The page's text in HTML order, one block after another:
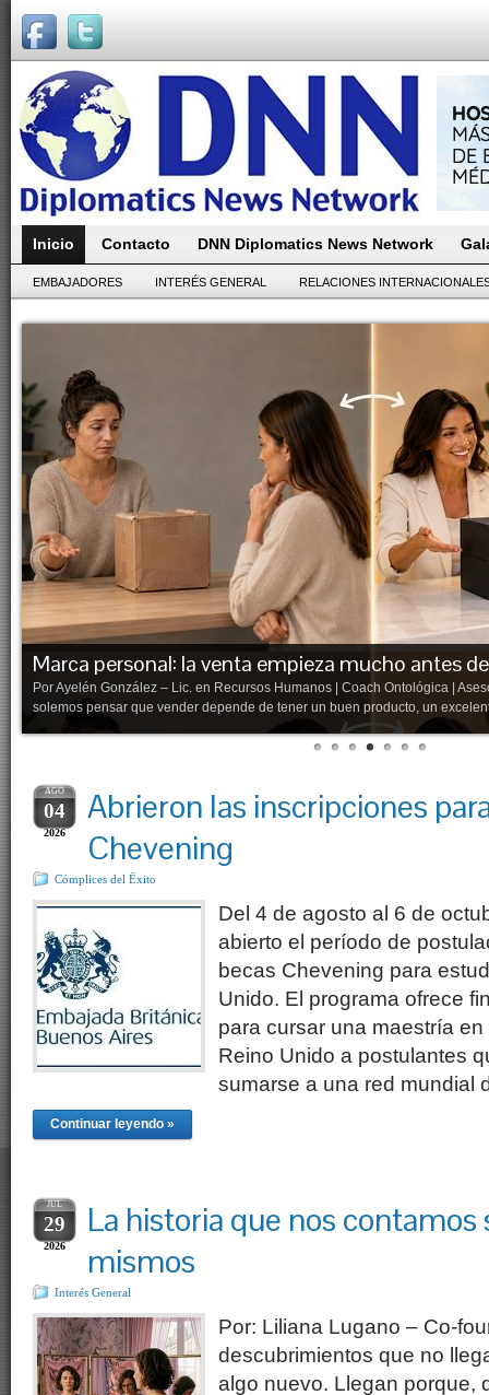
Inicio Contacto DNN Diplomatics News Network
EMBAJADORES INTERÉS GENERAL RELACIONES
Marca personal: la venta empieza mucho antes
Por Ayelén González – Lic. en Recursos Humanos | Coach Ontológica |
solemos pensar que vender depende de tener un buen producto, un
AGO
04
2026
Abrieron las inscripciones
Chevening
Cómplices del Ëxito
Del 4 de agosto al 6 de
abierto el período de
becas Chevening para
Unido. El programa ofrece
para cursar una maestría
Reino Unido a postulantes
sumarse a una red mundial
Continuar leyendo »
JUL
29
2026
La historia que nos
mismos
Interés General
Por: Liliana Lugano – Co-
descubrimientos que no
algo nuevo. Llegan porque,